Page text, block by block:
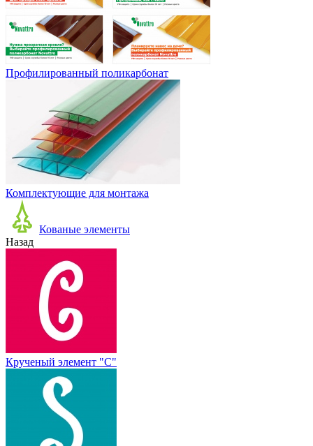
Профилированный поликарбонат
Комплектующие для монтажа
Кованые элементы
Назад
Крученый элемент "С"